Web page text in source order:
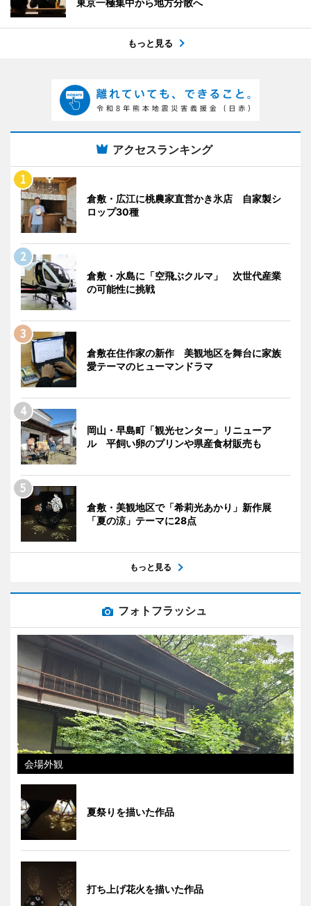
もっと見る
アクセスランキング
倉敷・広江に桃農家直営かき氷店 自家製シ
ロップ30種
倉敷・水島に「空飛ぶクルマ」 次世代産業
の可能性に挑戦
倉敷在住作家の新作 美観地区を舞台に家族
愛テーマのヒューマンドラマ
岡山・早島町「観光センター」リニューア
ル 平飼い卵のプリンや県産食材販売も
倉敷・美観地区で「希莉光あかり」新作展
「夏の涼」テーマに28点
もっと見る
フォトフラッシュ
会場外観
夏祭りを描いた作品
打ち上げ花火を描いた作品